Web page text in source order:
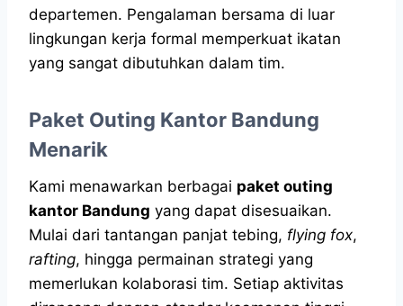
departemen. Pengalaman bersama di luar
lingkungan kerja formal memperkuat ikatan
yang sangat dibutuhkan dalam tim.
Paket Outing Kantor Bandung
Menarik
Kami menawarkan berbagai paket outing
kantor Bandung yang dapat disesuaikan.
Mulai dari tantangan panjat tebing, flying fox,
rafting, hingga permainan strategi yang
memerlukan kolaborasi tim. Setiap aktivitas